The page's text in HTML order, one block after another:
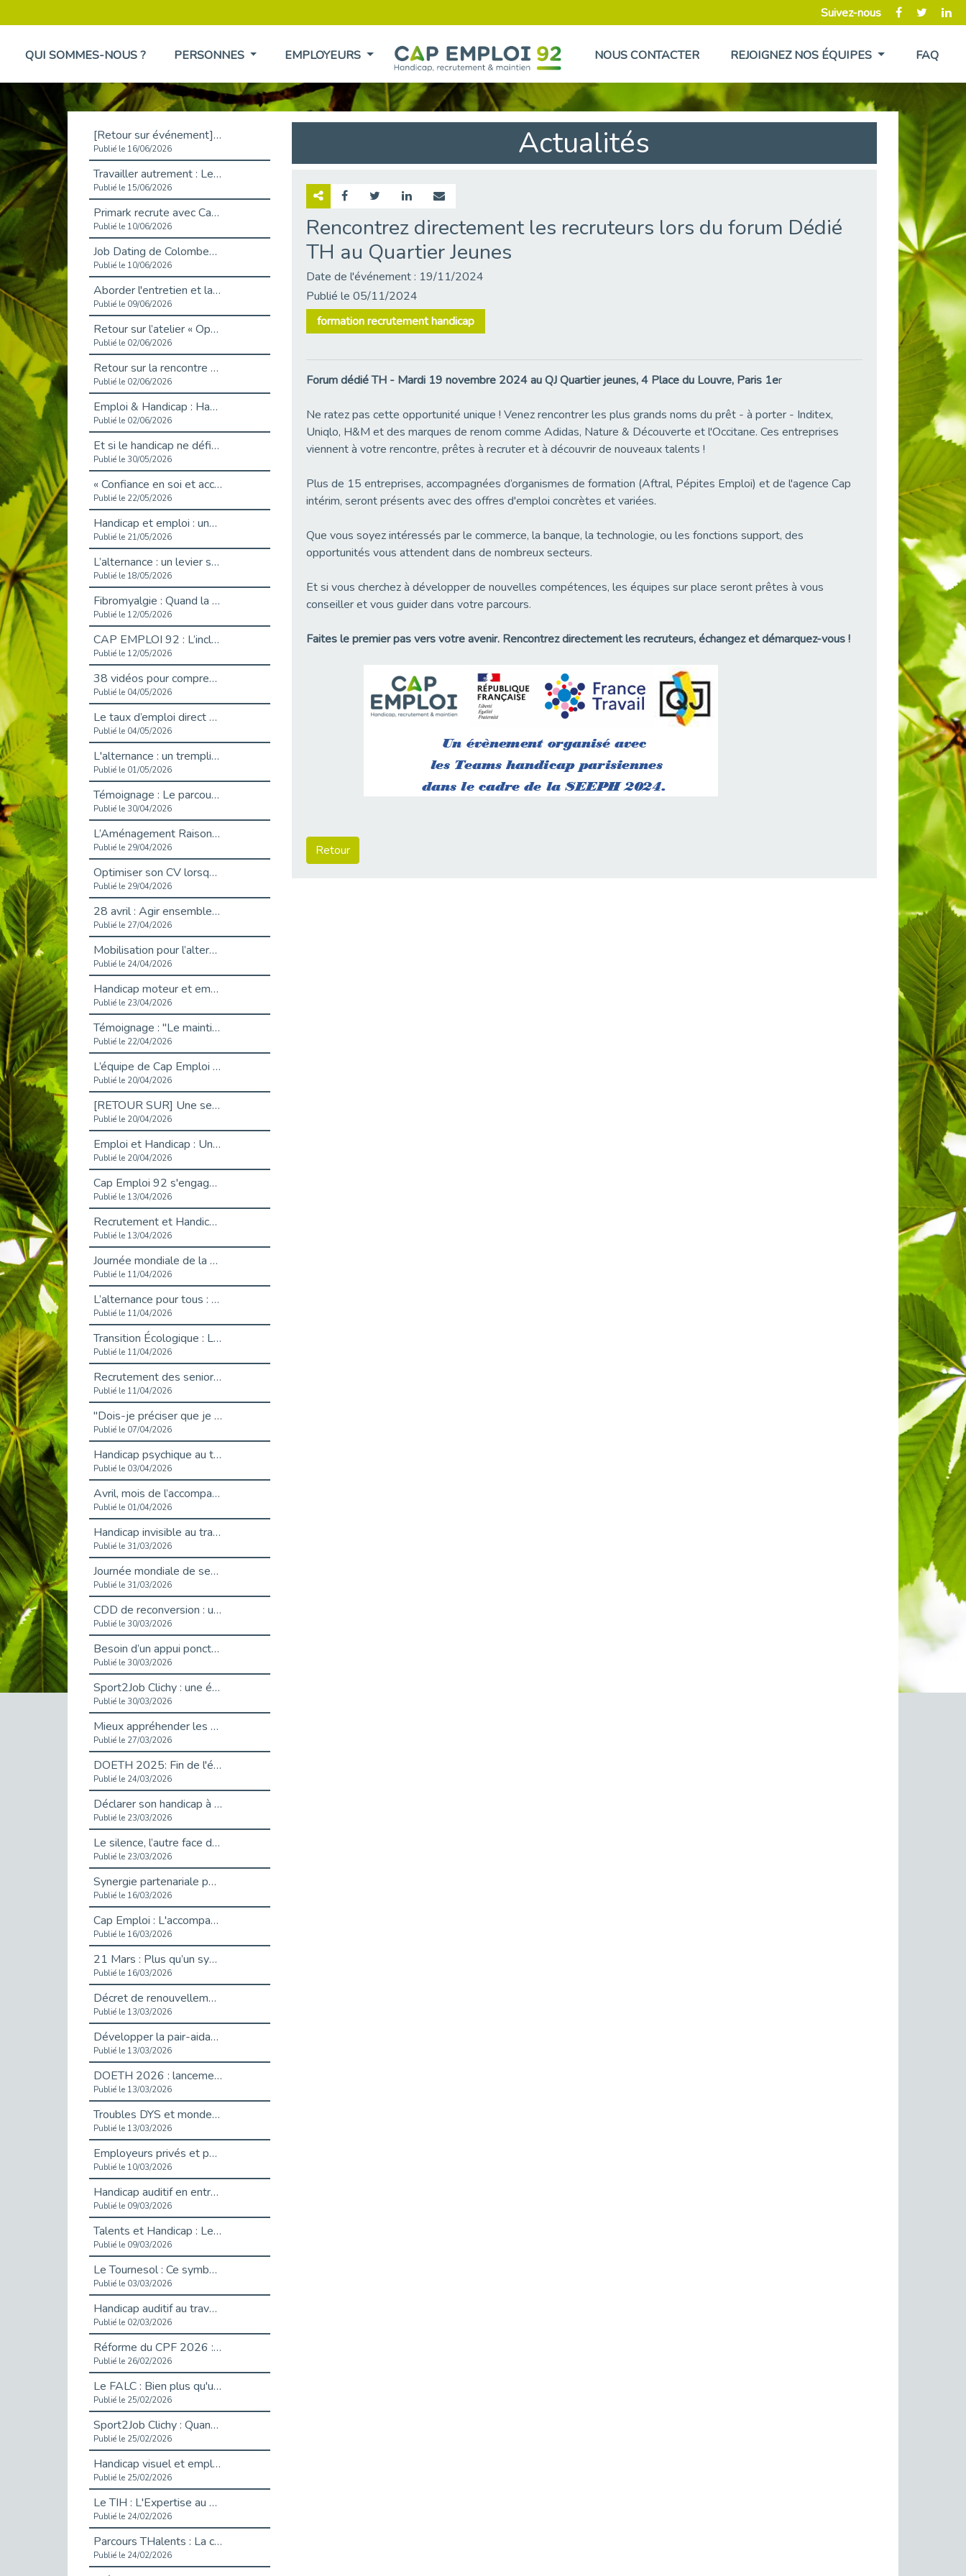
Suivez-nous
QUI SOMMES-NOUS ? PERSONNES EMPLOYEURS NOUS CONTACTER REJOIGNEZ NOS ÉQUIPES FAQ
[Retour sur événement] L'inclusion au cœur de la Place de l'Emploi à La Défense !
Publié le 16/06/2026
Travailler autrement : Le défi de l'intégration des maladies chroniques en entreprise
Publié le 15/06/2026
Primark recrute avec Cap Emploi 92, une matinée couronnée de succès !
Publié le 10/06/2026
Job Dating de Colombes – Emploi et Insertion
Publié le 10/06/2026
Aborder l'entretien et la situation de handicap en toute confiance
Publié le 09/06/2026
Retour sur l’atelier « Optimiser sa recherche d’emploi »
Publié le 02/06/2026
Retour sur la rencontre entre Cap Emploi 92 et Thales (Campus Meudon)
Publié le 02/06/2026
Emploi & Handicap : Hachette Livre et Cap emploi 92 renforcent leur collaboration
Publié le 02/06/2026
Et si le handicap ne définissait plus la carrière ?
Publié le 30/05/2026
« Confiance en soi et acceptation du handicap » : un levier puissant vers l’emploi
Publié le 22/05/2026
Handicap et emploi : une matinée pour briser les tabous
Publié le 21/05/2026
L’alternance : un levier stratégique pour recruter et inclure durablement
Publié le 18/05/2026
Fibromyalgie : Quand la douleur invisible s’invite au bureau
Publié le 12/05/2026
CAP EMPLOI 92 : L’inclusion portée à son sommet, bien au-delà des quotas
Publié le 12/05/2026
38 vidéos pour comprendre et agir durablement
Publié le 04/05/2026
Le taux d’emploi direct dans la fonction publique dépasse 6 % en 2025
Publié le 04/05/2026
L'alternance : un tremplin vers l'emploi aussi pour les personnes en situation de handicap
Publié le 01/05/2026
Témoignage : Le parcours de Marc, 44 ans
Publié le 30/04/2026
L’Aménagement Raisonnable : Un Levier pour l’Équité
Publié le 29/04/2026
Optimiser son CV lorsqu’on est en situation de handicap
Publié le 29/04/2026
28 avril : Agir ensemble pour une culture de prévention au travail
Publié le 27/04/2026
Mobilisation pour l’alternance et le handicap
Publié le 24/04/2026
Handicap moteur et emploi : réussir ses recrutements vidéo
Publié le 23/04/2026
Témoignage : "Le maintien en emploi est un investissement, pas une contrainte."
Publié le 22/04/2026
L’équipe de Cap Emploi 92 s’agrandit : Bienvenue à Charmila, Khoudia et Fadila !
Publié le 20/04/2026
[RETOUR SUR] Une session de recrutement inclusive réussie à Asnières !
Publié le 20/04/2026
Emploi et Handicap : Une alliance de style entre Cap Emploi 92 et La Cravate Solidaire
Publié le 20/04/2026
Cap Emploi 92 s'engage pour la santé mentale : La formation PSSM au cœur de l'accompagnement
Publié le 13/04/2026
Recrutement et Handicap : Et si vous testiez avant de vous engager ?
Publié le 13/04/2026
Journée mondiale de la maladie de Parkinson : Mieux comprendre pour mieux accompagner
Publié le 11/04/2026
L’alternance pour tous : Cap Emploi 92 et Seine Ouest Entreprise et Emploi mobilisés à Boulogne-Billancourt
Publié le 11/04/2026
Transition Écologique : Les Cap Emploi 75,92 et 93 s’engagent pour un Numérique Responsable
Publié le 11/04/2026
Recrutement des seniors : Un levier de transformation pour les ETI franciliennes
Publié le 11/04/2026
"Dois-je préciser que je suis handicapé sur mon CV?"
Publié le 07/04/2026
Handicap psychique au travail : et si nous changions de regard - vidéo
Publié le 03/04/2026
Avril, mois de l’accompagnement dans l’emploi avec Cap emploi.
Publié le 01/04/2026
Handicap invisible au travail : se taire ou parler? - vidéo
Publié le 31/03/2026
Journée mondiale de sensibilisation à l’autisme
Publié le 31/03/2026
CDD de reconversion : un nouveau contrat pour sécuriser le changement de métier.
Publié le 30/03/2026
Besoin d’un appui ponctuel expertise handicap ?
Publié le 30/03/2026
Sport2Job Clichy : une édition altoséquanaise avec Cap Emploi 92.
Publié le 30/03/2026
Mieux appréhender les enjeux du handicap singulier en entreprise - vidéo
Publié le 27/03/2026
DOETH 2025: Fin de l'écrêtement
Publié le 24/03/2026
Déclarer son handicap à son employeur : un levier professionnel ?
Publié le 23/03/2026
Le silence, l’autre face du recrutement : un appel au respect des candidats.
Publié le 23/03/2026
Synergie partenariale pour l'Inclusion Professionnelle chez Orange
Publié le 16/03/2026
Cap Emploi : L'accompagnement EXH c’est quoi ?
Publié le 16/03/2026
21 Mars : Plus qu’un symbole, un engagement pour l’inclusion
Publié le 16/03/2026
Décret de renouvellement de l'aide aux employeurs d'apprentis
Publié le 13/03/2026
Développer la pair-aidance en santé mentale : guide pour les employeurs
Publié le 13/03/2026
DOETH 2026 : lancement de la campagne pour les employeurs publics
Publié le 13/03/2026
Troubles DYS et monde du travail : mieux comprendre pour mieux accompagner _ vidéo
Publié le 13/03/2026
Employeurs privés et publics : vigilance face aux démarchages liés à l’OETH en 2026
Publié le 10/03/2026
Handicap auditif en entreprise, aménagements pour sécuriser la communication - vidéo
Publié le 09/03/2026
Talents et Handicap : Le Top 10 des métiers plébiscités dans les Hauts-de-Seine
Publié le 09/03/2026
Le Tournesol : Ce symbole discret qui change la vie des personnes en situation de handicap invisible
Publié le 03/03/2026
Handicap auditif au travail : rendre l’invisible accessible
Publié le 02/03/2026
Réforme du CPF 2026 : Ce qui change ce printemps pour vos droits à la formation
Publié le 26/02/2026
Le FALC : Bien plus qu'une écriture, un levier d'inclusion
Publié le 25/02/2026
Sport2Job Clichy : Quand le terrain devient le plus beau des bureaux
Publié le 25/02/2026
Handicap visuel et emploi : lever les obstacles pour révéler les - vidéo
Publié le 25/02/2026
Le TIH : L'Expertise au Service de l'Inclusion
Publié le 24/02/2026
Parcours THalents : La complémentarité au service de l'Emploi.
Publié le 24/02/2026
Actualités
Rencontrez directement les recruteurs lors du forum Dédié
TH au Quartier Jeunes
Date de l'événement : 19/11/2024
Publié le 05/11/2024
formation recrutement handicap
Forum dédié TH - Mardi 19 novembre 2024 au QJ Quartier jeunes, 4 Place du Louvre, Paris 1er
Ne ratez pas cette opportunité unique ! Venez rencontrer les plus grands noms du prêt - à porter - Inditex,
Uniqlo, H&M et des marques de renom comme Adidas, Nature & Découverte et l'Occitane. Ces entreprises
viennent à votre rencontre, prêtes à recruter et à découvrir de nouveaux talents !
Plus de 15 entreprises, accompagnées d’organismes de formation (Aftral, Pépites Emploi) et de l'agence Cap
intérim, seront présents avec des offres d'emploi concrètes et variées.
Que vous soyez intéressés par le commerce, la banque, la technologie, ou les fonctions support, des
opportunités vous attendent dans de nombreux secteurs.
Et si vous cherchez à développer de nouvelles compétences, les équipes sur place seront prêtes à vous
conseiller et vous guider dans votre parcours.
Faites le premier pas vers votre avenir. Rencontrez directement les recruteurs, échangez et démarquez-vous !
Retour